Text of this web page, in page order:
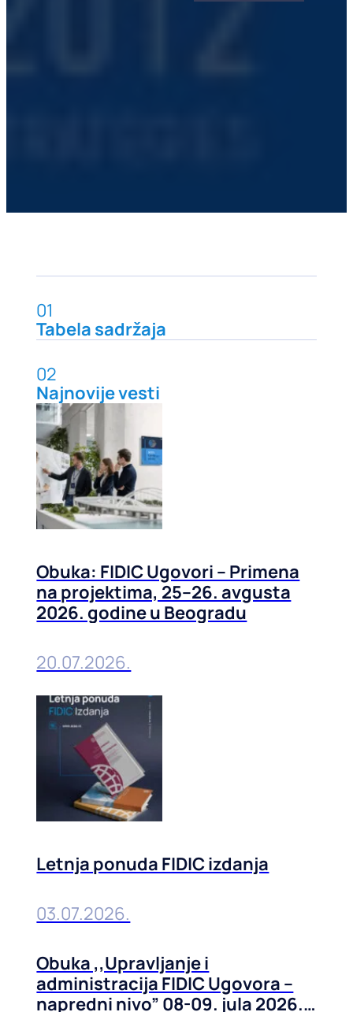
01
Tabela sadržaja
02
Najnovije vesti
Obuka: FIDIC Ugovori – Primena
na projektima, 25–26. avgusta
2026. godine u Beogradu
20.07.2026.
Letnja ponuda FIDIC izdanja
03.07.2026.
Obuka ,,Upravljanje i
administracija FIDIC Ugovora –
napredni nivo” 08-09. jula 2026.